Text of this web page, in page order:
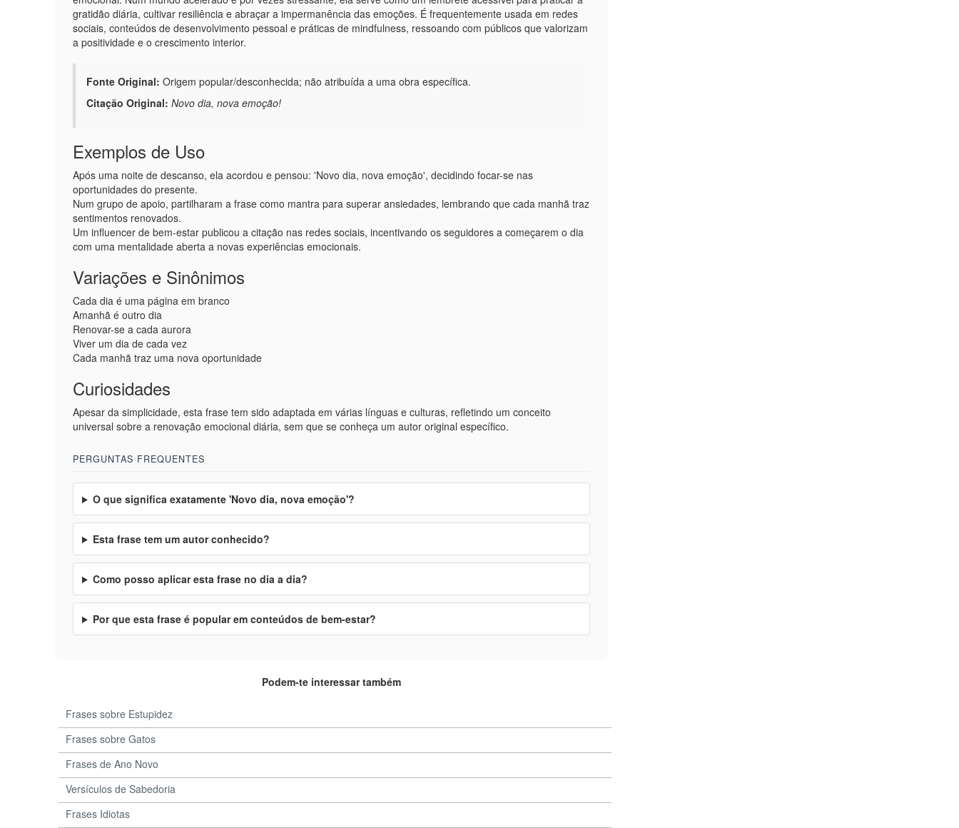
gratidão diária, cultivar resiliência e abraçar a impermanência das emoções. É frequentemente usada em redes
sociais, conteúdos de desenvolvimento pessoal e práticas de mindfulness, ressoando com públicos que valorizam
a positividade e o crescimento interior.
Fonte Original: Origem popular/desconhecida; não atribuída a uma obra específica.
Citação Original: Novo dia, nova emoção!
Exemplos de Uso
Após uma noite de descanso, ela acordou e pensou: 'Novo dia, nova emoção', decidindo focar-se nas
oportunidades do presente.
Num grupo de apoio, partilharam a frase como mantra para superar ansiedades, lembrando que cada manhã traz
sentimentos renovados.
Um influencer de bem-estar publicou a citação nas redes sociais, incentivando os seguidores a começarem o dia
com uma mentalidade aberta a novas experiências emocionais.
Variações e Sinônimos
Cada dia é uma página em branco
Amanhã é outro dia
Renovar-se a cada aurora
Viver um dia de cada vez
Cada manhã traz uma nova oportunidade
Curiosidades
Apesar da simplicidade, esta frase tem sido adaptada em várias línguas e culturas, refletindo um conceito
universal sobre a renovação emocional diária, sem que se conheça um autor original específico.
PERGUNTAS FREQUENTES
O que significa exatamente 'Novo dia, nova emoção'?
Esta frase tem um autor conhecido?
Como posso aplicar esta frase no dia a dia?
Por que esta frase é popular em conteúdos de bem-estar?
Podem-te interessar também
Frases sobre Estupidez
Frases sobre Gatos
Frases de Ano Novo
Versículos de Sabedoria
Frases Idiotas